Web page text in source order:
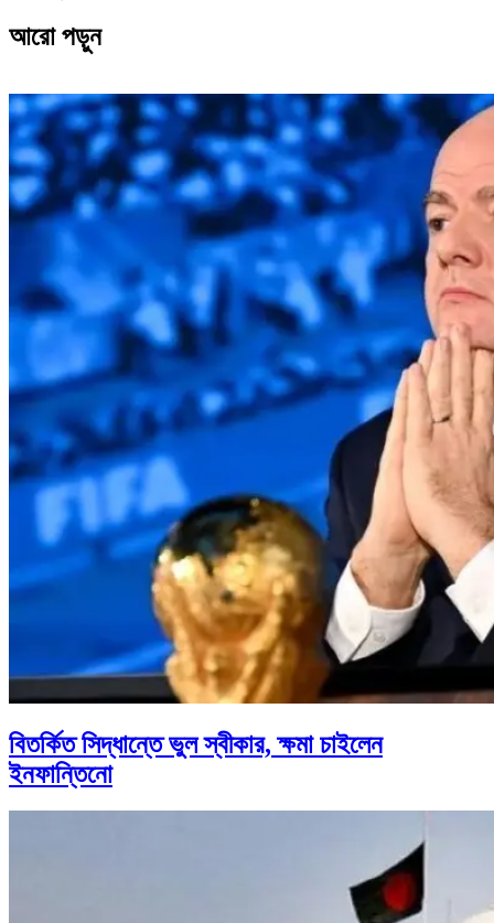
আরো পড়ুন
বিতর্কিত সিদ্ধান্তে ভুল স্বীকার, ক্ষমা চাইলেন
ইনফান্তিনো